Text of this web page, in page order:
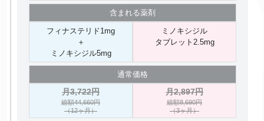
含まれる薬剤
フィナステリド1mg
＋
ミノキシジル5mg
ミノキシジル
タブレット2.5mg
通常価格
月3,722円
総額44,660円
（12ヶ月）
月2,897円
総額8,690円
（3ヶ月）